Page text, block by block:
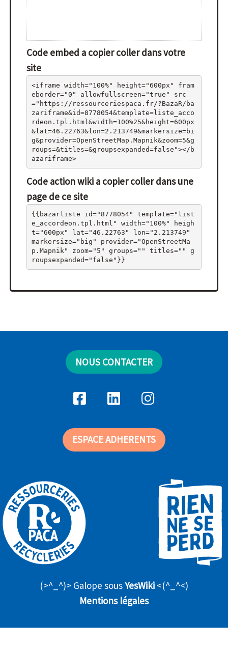
Code embed a copier coller dans votre
site
<iframe width="100%" height="600px" fram
eborder="0" allowfullscreen="true" src
="https://ressourceriespaca.fr/?BazaR/ba
zariframe&id=8778054&template=liste_acco
rdeon.tpl.html&width=100%25&height=600px
&lat=46.22763&lon=2.213749&markersize=bi
g&provider=OpenStreetMap.Mapnik&zoom=5&g
roups=&titles=&groupsexpanded=false"></b
azariframe>
Code action wiki a copier coller dans une
page de ce site
{{bazarliste id="8778054" template="list
e_accordeon.tpl.html" width="100%" heigh
t="600px" lat="46.22763" lon="2.213749"
markersize="big" provider="OpenStreetMa
p.Mapnik" zoom="5" groups="" titles="" g
roupsexpanded="false"}}
NOUS CONTACTER
ESPACE ADHERENTS
(>^_^)> Galope sousYesWiki <(^_^<)
Mentions légales